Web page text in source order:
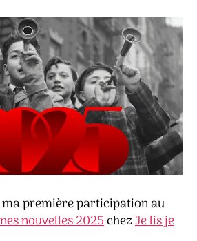
première participation au
nouvelles 2025chezJe lis je